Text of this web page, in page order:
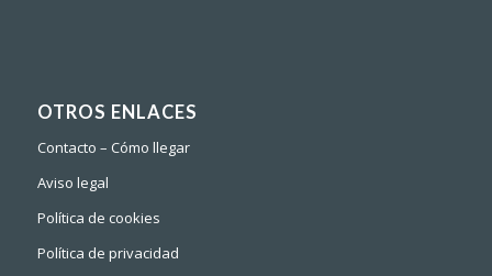
OTROS ENLACES
Contacto – Cómo llegar
Aviso legal
Política de cookies
Política de privacidad